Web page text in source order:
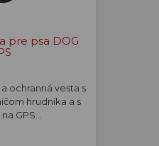
pre psa DOG
ochranná vesta s
hrudníka a s
GPS…